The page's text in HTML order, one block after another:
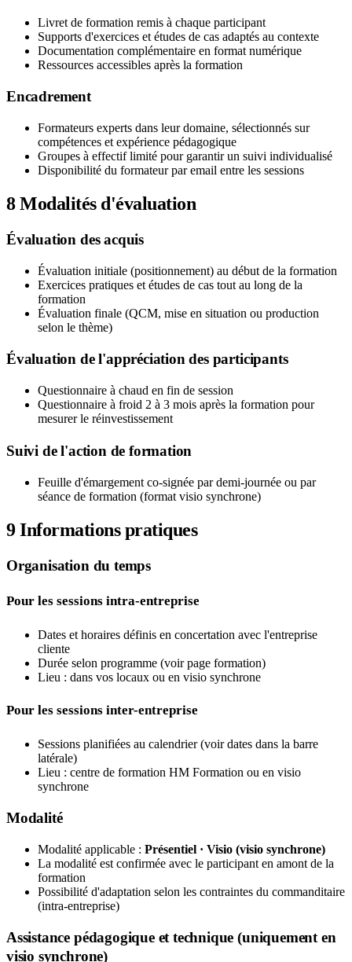
Livret de formation remis à chaque participant
Supports d'exercices et études de cas adaptés au contexte
Documentation complémentaire en format numérique
Ressources accessibles après la formation
Encadrement
Formateurs experts dans leur domaine, sélectionnés sur
compétences et expérience pédagogique
Groupes à effectif limité pour garantir un suivi individualisé
Disponibilité du formateur par email entre les sessions
8Modalités d'évaluation
Évaluation des acquis
Évaluation initiale (positionnement) au début de la formation
Exercices pratiques et études de cas tout au long de la
formation
Évaluation finale (QCM, mise en situation ou production
selon le thème)
Évaluation de l'appréciation des participants
Questionnaire à chaud en fin de session
Questionnaire à froid 2 à 3 mois après la formation pour
mesurer le réinvestissement
Suivi de l'action de formation
Feuille d'émargement co-signée par demi-journée ou par
séance de formation (format visio synchrone)
9Informations pratiques
Organisation du temps
Pour les sessions intra-entreprise
Dates et horaires définis en concertation avec l'entreprise
cliente
Durée selon programme (voir page formation)
Lieu : dans vos locaux ou en visio synchrone
Pour les sessions inter-entreprise
Sessions planifiées au calendrier (voir dates dans la barre
latérale)
Lieu : centre de formation HM Formation ou en visio
synchrone
Modalité
Modalité applicable : Présentiel · Visio (visio synchrone)
La modalité est confirmée avec le participant en amont de la
formation
Possibilité d'adaptation selon les contraintes du commanditaire
(intra-entreprise)
Assistance pédagogique et technique (uniquement en
visio synchrone)